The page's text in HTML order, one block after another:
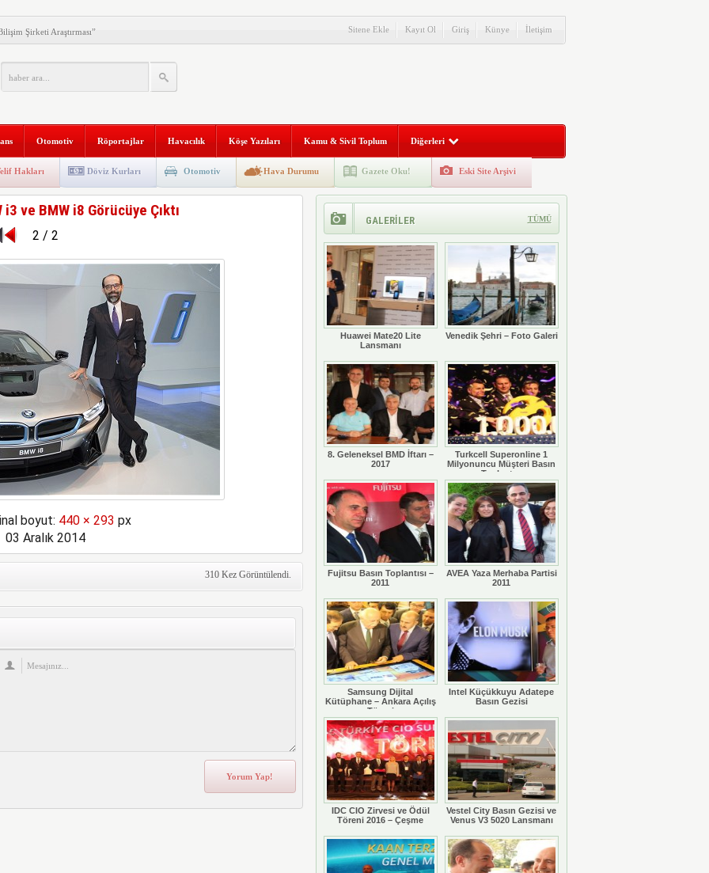
Şirketi Araştırması”
2. Defa Büyüyor
Geçti
“Aranan Mezun”
ve Kadim Eşikler” Karma
instax mini 99’un
Stratejik Ortaklık Kurdu
Sivas’ta Açtı
Sitene Ekle Kayıt Ol Giriş Künye İletişim
Otomotiv Röportajlar Havacılık Köşe Yazıları Kamu & Sivil Toplum Diğerleri
Hakları Döviz Kurları Otomotiv Hava Durumu Gazete Oku! Eski Site Arşivi
ve BMW i8 Görücüye Çıktı
2 / 2
boyut: 440 × 293 px
03 Aralık 2014
310 Kez Görüntülendi.
GALERİLER TÜMÜ
Huawei Mate20 Lite
Lansmanı
Venedik Şehri – Foto Galeri
8. Geleneksel BMD İftarı –
2017
Turkcell Superonline 1
Milyonuncu Müşteri Basın
Toplantısı
Fujitsu Basın Toplantısı –
2011
AVEA Yaza Merhaba Partisi
2011
Samsung Dijital
Kütüphane – Ankara Açılış
Töreni
Intel Küçükkuyu Adatepe
Basın Gezisi
IDC CIO Zirvesi ve Ödül
Töreni 2016 – Çeşme
Vestel City Basın Gezisi ve
Venus V3 5020 Lansmanı